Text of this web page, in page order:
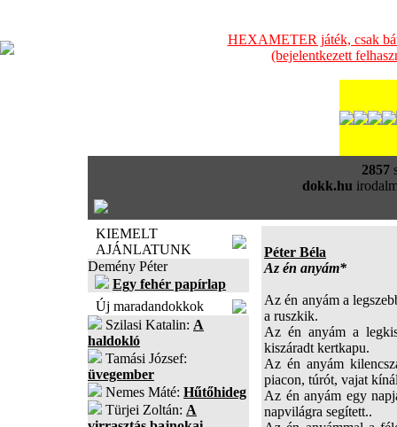
HEXAMETER játék, csak
(bejelentkezett
2857
dokk.hu
KIEMELT
AJÁNLATUNK
Demény Péter
Egy fehér papírlap
Új maradandokkok
Szilasi Katalin: A
haldokló
Tamási József:
üvegember
Nemes Máté: Hűtőhideg
Türjei Zoltán: A
Péter Béla
Az én anyám*
Az én anyám a
a ruszkik.
Az én anyám a
kiszáradt kertkapu.
Az én anyám
piacon, túrót, vajat
Az én anyám egy
napvilágra segített..